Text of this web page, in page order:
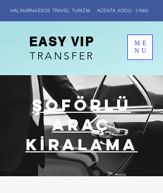
TRANSFER
EASY VIP
ME
NU
HALİKARNASSOS TRAVEL TURİZM ACENTA KODU: 11560
ŞOFÖRLÜ
ARAÇ
KİRALAMA